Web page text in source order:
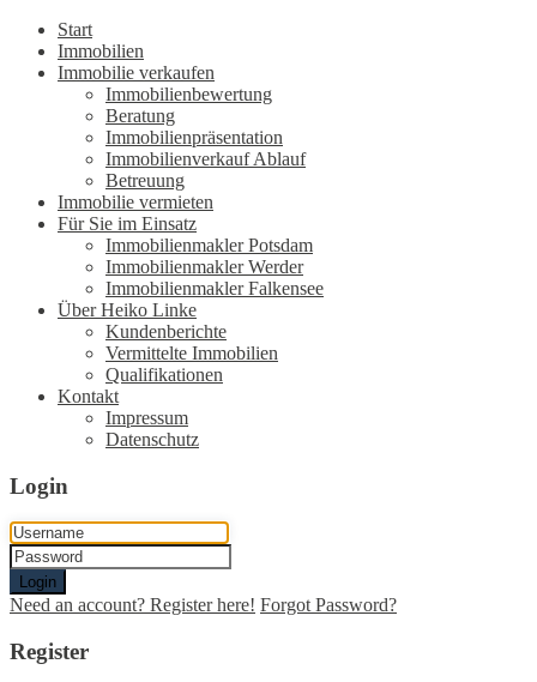
Start
Immobilien
Immobilie verkaufen
Immobilienbewertung
Beratung
Immobilienpräsentation
Immobilienverkauf Ablauf
Betreuung
Immobilie vermieten
Für Sie im Einsatz
Immobilienmakler Potsdam
Immobilienmakler Werder
Immobilienmakler Falkensee
Über Heiko Linke
Kundenberichte
Vermittelte Immobilien
Qualifikationen
Kontakt
Impressum
Datenschutz
Login
Login
Need an account? Register here! Forgot Password?
Register